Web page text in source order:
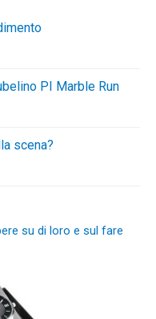
PI Marble Run
scena?
su di loro e sul fare